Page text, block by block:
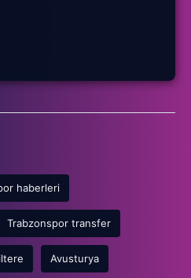
haberleri
Trabzonspor transfer
Avusturya